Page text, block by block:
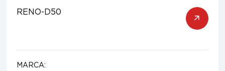
RENO-D50
MARCA: